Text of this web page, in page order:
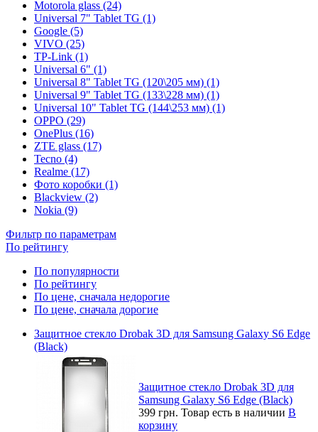
Motorola glass (24)
Universal 7" Tablet TG (1)
Google (5)
VIVO (25)
TP-Link (1)
Universal 6" (1)
Universal 8" Tablet TG (120\205 мм) (1)
Universal 9" Tablet TG (133\228 мм) (1)
Universal 10" Tablet TG (144\253 мм) (1)
OPPO (29)
OnePlus (16)
ZTE glass (17)
Tecno (4)
Realme (17)
Фото коробки (1)
Blackview (2)
Nokia (9)
Фильтр по параметрам
По рейтингу
По популярности
По рейтингу
По цене, сначала недорогие
По цене, сначала дорогие
Защитное стекло Drobak 3D для Samsung Galaxy S6 Edge
(Black)
Защитное стекло Drobak 3D для
Samsung Galaxy S6 Edge (Black)
399 грн. Товар есть в наличии В
корзину